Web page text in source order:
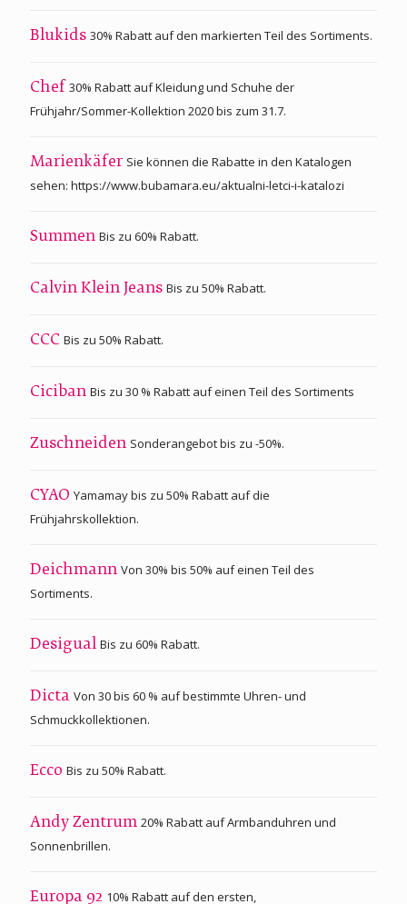
Blukids 30% Rabatt auf den markierten Teil des Sortiments.
Chef 30% Rabatt auf Kleidung und Schuhe der
Frühjahr/Sommer-Kollektion 2020 bis zum 31.7.
Marienkäfer Sie können die Rabatte in den Katalogen
sehen: https://www.bubamara.eu/aktualni-letci-i-katalozi
Summen Bis zu 60% Rabatt.
Calvin Klein Jeans Bis zu 50% Rabatt.
CCC Bis zu 50% Rabatt.
Ciciban Bis zu 30 % Rabatt auf einen Teil des Sortiments
Zuschneiden Sonderangebot bis zu -50%.
CYAO Yamamay bis zu 50% Rabatt auf die
Frühjahrskollektion.
Deichmann Von 30% bis 50% auf einen Teil des
Sortiments.
DesigualBis zu 60% Rabatt.
Dicta Von 30 bis 60 % auf bestimmte Uhren- und
Schmuckkollektionen.
Ecco Bis zu 50% Rabatt.
Andy Zentrum 20% Rabatt auf Armbanduhren und
Sonnenbrillen.
Europa 92 10% Rabatt auf den ersten,